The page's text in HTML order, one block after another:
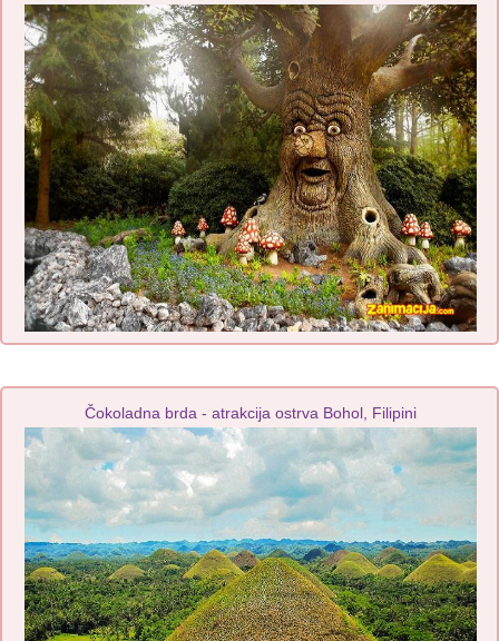
Čokoladna brda - atrakcija ostrva Bohol, Filipini